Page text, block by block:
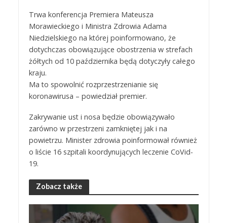
Trwa konferencja Premiera Mateusza
Morawieckiego i Ministra Zdrowia Adama
Niedzielskiego na której poinformowano, że
dotychczas obowiązujące obostrzenia w strefach
żółtych od 10 października będą dotyczyły całego
kraju.
Ma to spowolnić rozprzestrzenianie się
koronawirusa – powiedział premier.
Zakrywanie ust i nosa będzie obowiązywało
zarówno w przestrzeni zamkniętej jak i na
powietrzu. Minister zdrowia poinformował również
o liście 16 szpitali koordynujących leczenie CoVid-
19.
Zobacz także